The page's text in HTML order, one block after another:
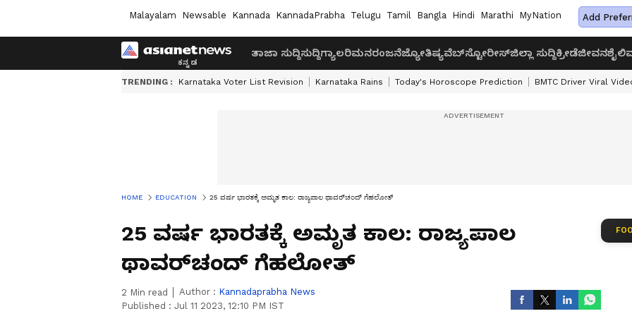
Malayalam Newsable Kannada KannadaPrabha Telugu Tamil Bangla Hindi Marathi MyNation Add
ತಾಜಾ ಸುದ್ದಿಸುದ್ದಿಗ್ಯಾಲರಿಮನರಂಜನೆಜ್ಯೋತಿಷ್ಯವೆಬ್‌ಸ್ಟೋರೀಸ್ಜಿಲ್ಲಾ ಸುದ್ದಿಕ್ರೀಡೆಜೀವನಶೈಲಿ
TRENDING : Karnataka Voter List Revision Karnataka Rains Today's Horoscope Prediction BMTC Driver Viral
HOME EDUCATION 25 ವರ್ಷ ಭಾರತಕ್ಕೆ ಅಮೃತ ಕಾಲ: ರಾಜ್ಯಪಾಲ ಥಾವರ್‌ಚಂದ್‌ ಗೆಹಲೋತ್‌
25 ವರ್ಷ ಭಾರತಕ್ಕೆ ಅಮೃತ ಕಾಲ: ರಾಜ್ಯಪಾಲ
ಥಾವರ್‌ಚಂದ್‌ ಗೆಹಲೋತ್‌
2 Min read Author : Kannadaprabha News
Published : Jul 11 2023, 12:10 PM IST